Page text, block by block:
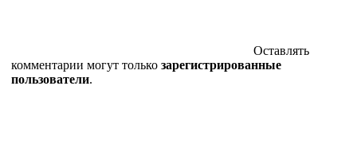
Оставлять
комментарии могут только зарегистрированные
пользователи.